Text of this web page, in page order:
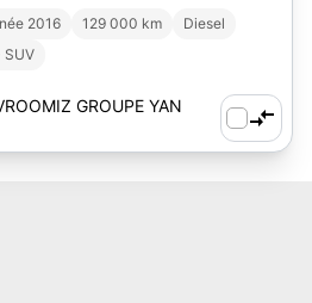
2016 129 000 km
Diesel
GROUPE YAN